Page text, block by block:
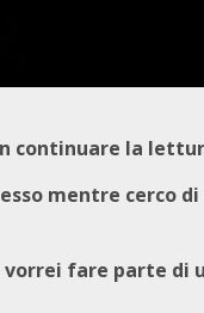
continuare la
mentre cerco
vorrei fare parte